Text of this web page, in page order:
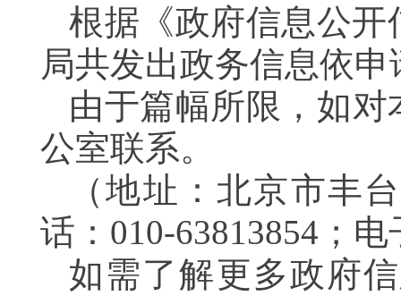
根据《政府信息公开
局共发出政务信息依
由于篇幅所限，如
公室联系。
（地址：北京市丰
话：010-63813854；
如需了解更多政府